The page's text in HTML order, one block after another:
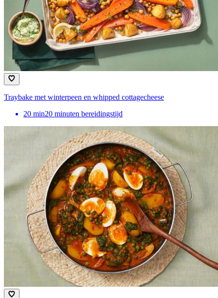
Traybake met winterpeen en whipped cottagecheese
20 min20 minuten bereidingstijd